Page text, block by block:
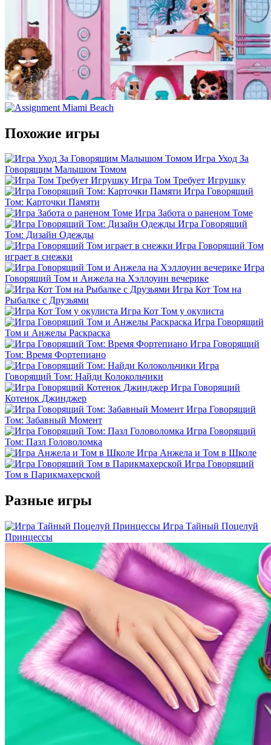
Похожие игры
Игра Уход За
Говорящим Малышом Томом
Игра Том Требует Игрушку
Игра Говорящий
Том: Карточки Памяти
Игра Забота о раненом Томе
Игра Говорящий
Том: Дизайн Одежды
Игра Говорящий Том
играет в снежки
Игра
Говорящий Том и Анжела на Хэллоуин вечерике
Игра Кот Том на
Рыбалке с Друзьями
Игра Кот Том у окулиста
Игра Говорящий
Том и Анжелы Раскраска
Игра Говорящий
Том: Время Фортепиано
Игра
Говорящий Том: Найди Колокольчики
Игра Говорящий
Котенок Джинджер
Игра Говорящий
Том: Забавный Момент
Игра Говорящий
Том: Пазл Головоломка
Игра Анжела и Том в Школе
Игра Говорящий
Том в Парикмахерской
Разные игры
Игра Тайный Поцелуй
Принцессы